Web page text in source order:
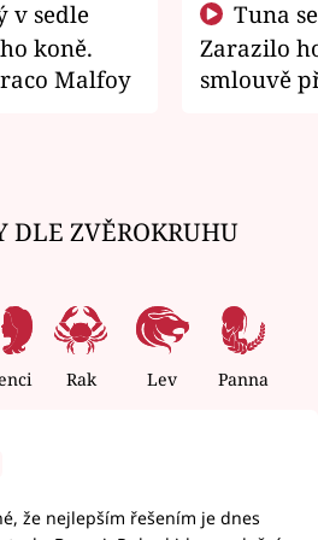
koně.
Malfoy
Zarazilo
smlouvě
DLE ZVĚROKRUHU
Rak Lev Panna
že nejlepším řešením je dnes